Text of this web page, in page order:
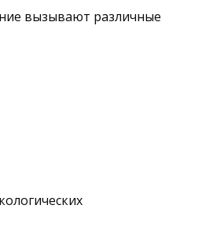
вызывают различные